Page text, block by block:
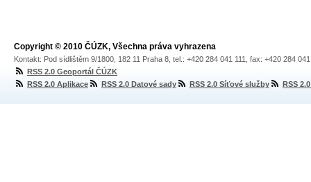
Copyright © 2010 ČÚZK, Všechna práva vyhrazena
Kontakt: Pod sídlištěm 9/1800, 182 11 Praha 8, tel.: +420 284 041 111, fax: +420 284
RSS 2.0 Geoportál ČÚZK
RSS 2.0 Aplikace
RSS 2.0 Datové sady RSS 2.0 Síťové služby RSS